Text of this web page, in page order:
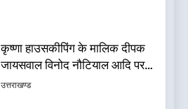
कृष्णा हाउसकीपिंग के मालिक दीपक
जायसवाल विनोद नौटियाल आदि पर
मुकदमा दर्ज
उत्तराखण्ड